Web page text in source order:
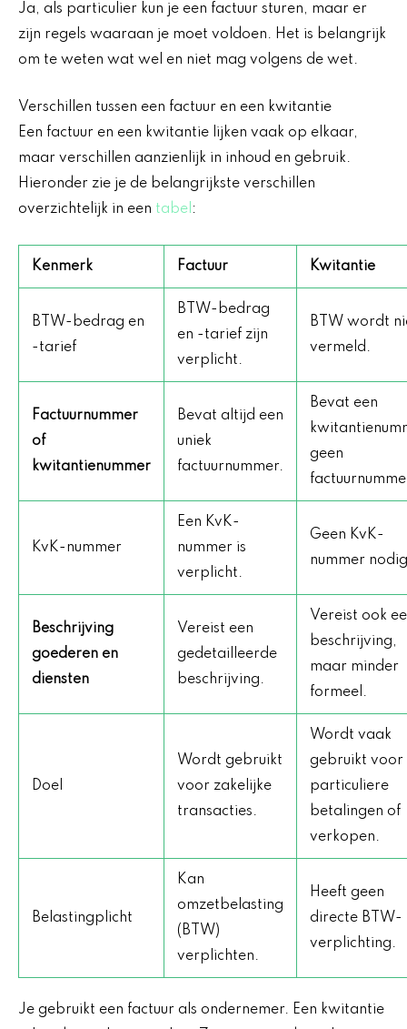
Ja, als particulier kun je een factuur sturen, maar er
zijn regels waaraan je moet voldoen. Het is belangrijk
om te weten wat wel en niet mag volgens de wet.
Verschillen tussen een factuur en een kwitantie
Een factuur en een kwitantie lijken vaak op elkaar,
maar verschillen aanzienlijk in inhoud en gebruik.
Hieronder zie je de belangrijkste verschillen
overzichtelijk in een tabel :
Kenmerk Factuur Kwitantie
BTW-bedrag en
-tarief
BTW-bedrag
en -tarief zijn
verplicht.
BTW wordt
vermeld.
Factuurnummer
of
kwitantienummer
Bevat altijd een
uniek
factuurnummer.
Bevat een
geen
KvK-nummer
Een KvK-
nummer is
verplicht.
Geen KvK-
nummer
Beschrijving
goederen en
diensten
Vereist een
gedetailleerde
beschrijving.
Vereist ook
beschrijving,
maar minder
formeel.
Doel
Wordt gebruikt
voor zakelijke
transacties.
Wordt vaak
gebruikt voor
particuliere
betalingen of
verkopen.
Belastingplicht
Kan
omzetbelasting
(BTW)
verplichten.
Heeft geen
directe BTW-
verplichting.
Je gebruikt een factuur als ondernemer. Een kwitantie